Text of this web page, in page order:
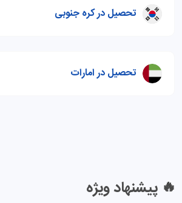
تحصیل در کره جنوبی
تحصیل در امارات
🔥 پیشنهاد ویژه